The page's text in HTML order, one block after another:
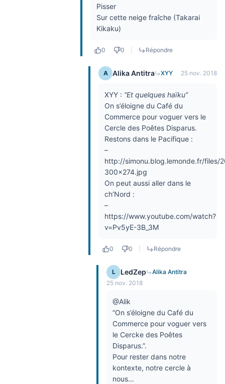
Pisser
Sur cette neige fraîche (Takarai
Kikaku)
0 0 Répondre
A Alika Antitra XYY 25 nov. 2018
XYY : “Et quelques haïku”
On s’éloigne du Café du
Commerce pour voguer vers le
Cercle des Poêtes Disparus.
Restons dans le Pacifique :
–
http://simonu.blog.lemonde.fr/files/
300×274.jpg
On peut aussi aller dans le
ch’Nord :
–
https://www.youtube.com/watch?
v=Pv5yE-3B_3M
0 0 Répondre
L LedZep
Alika Antitra
25 nov. 2018
@Alik
“On s’éloigne du Café du
Commerce pour voguer vers
le Cercke des Poêtes
Disparus.”.
Pour rester dans notre
kontexte, notre cercle à
nous…